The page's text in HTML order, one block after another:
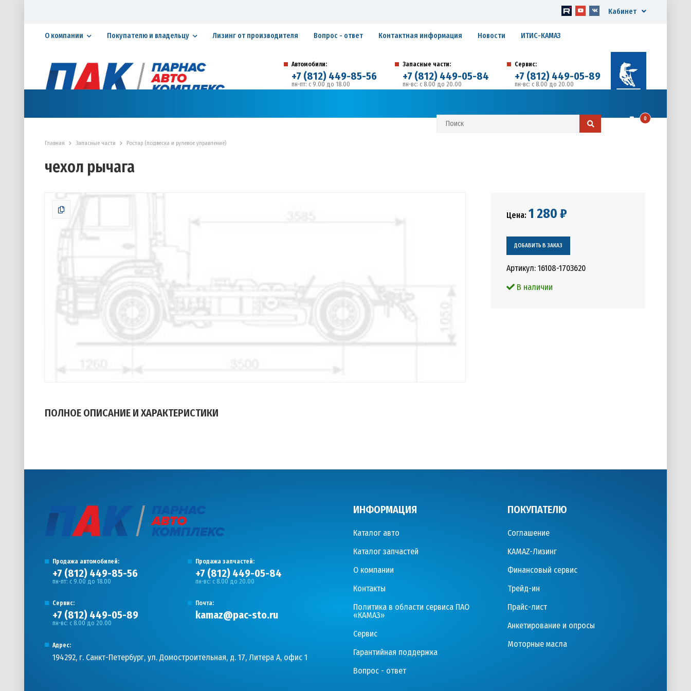
Кабинет
О компании Покупателю и владельцу Лизинг от производителя Вопрос - ответ Контактная информация Новости ИТИС-КАМАЗ
Автомобили:
+7 (812) 449-85-56
пн-пт: с 9.00 до 18.00
Запасные части:
+7 (812) 449-05-84
пн-вс: с 8.00 до 20.00
Сервис:
+7 (812) 449-05-89
пн-вс: с 8.00 до 20.00
0
Главная Запасные части Ростар (подвеска и рулевое управление)
чехол рычага
Цена: 1 280 ₽
Артикул: 16108-1703620
В наличии
ПОЛНОЕ ОПИСАНИЕ И ХАРАКТЕРИСТИКИ
Продажа автомобилей:
+7 (812) 449-85-56
пн-пт: с 9.00 до 18.00
Продажа запчастей:
+7 (812) 449-05-84
пн-вс: с 8.00 до 20.00
Сервис:
+7 (812) 449-05-89
пн-вс: с 8.00 до 20.00
Почта:
kamaz@pac-sto.ru
Адрес:
194292, г. Санкт-Петербург, ул. Домостроительная, д. 17, Литера А, офис 1
ИНФОРМАЦИЯ
Каталог авто
Каталог запчастей
О компании
Контакты
Политика в области сервиса ПАО
«КАМАЗ»
Сервис
Гарантийная поддержка
Вопрос - ответ
ПОКУПАТЕЛЮ
Соглашение
KAMAZ-Лизинг
Финансовый сервис
Трейд-ин
Прайс-лист
Анкетирование и опросы
Моторные масла